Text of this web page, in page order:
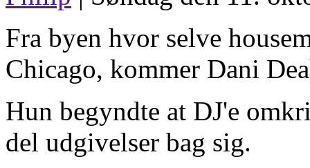
Fra byen hvor selve
Chicago, kommer Dani
Hun begyndte at DJ'e
del udgivelser bag sig.